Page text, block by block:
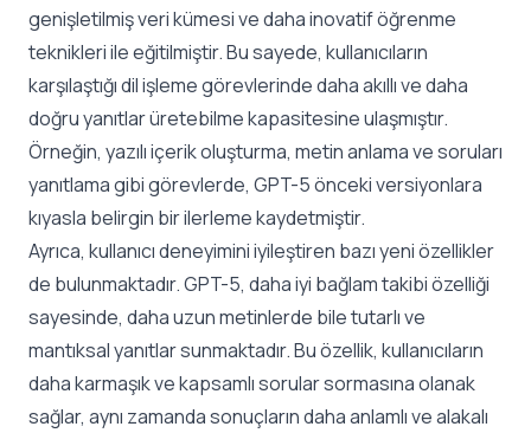
genişletilmiş veri kümesi ve daha inovatif öğrenme
teknikleri ile eğitilmiştir. Bu sayede, kullanıcıların
karşılaştığı dil işleme görevlerinde daha akıllı ve daha
doğru yanıtlar üretebilme kapasitesine ulaşmıştır.
Örneğin, yazılı içerik oluşturma, metin anlama ve soruları
yanıtlama gibi görevlerde, GPT-5 önceki versiyonlara
kıyasla belirgin bir ilerleme kaydetmiştir.
Ayrıca, kullanıcı deneyimini iyileştiren bazı yeni özellikler
de bulunmaktadır. GPT-5, daha iyi bağlam takibi özelliği
sayesinde, daha uzun metinlerde bile tutarlı ve
mantıksal yanıtlar sunmaktadır. Bu özellik, kullanıcıların
daha karmaşık ve kapsamlı sorular sormasına olanak
sağlar, aynı zamanda sonuçların daha anlamlı ve alakalı